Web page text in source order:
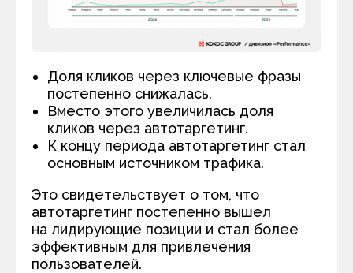
Доля кликов через ключевые фразы
постепенно снижалась.
Вместо этого увеличилась доля
кликов через автотаргетинг.
К концу периода автотаргетинг стал
основным источником трафика.
Это свидетельствует о том, что
автотаргетинг постепенно вышел
на лидирующие позиции и стал более
эффективным для привлечения
пользователей.